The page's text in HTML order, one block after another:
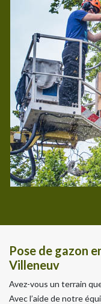
Pose de gazon
Villeneuv
Avez-vous un terrain
Avec l’aide de notre